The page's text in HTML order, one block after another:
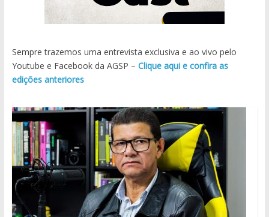
Sempre trazemos uma entrevista exclusiva e ao vivo pelo
Youtube e Facebook da AGSP – Clique aqui e confira as
edições anteriores